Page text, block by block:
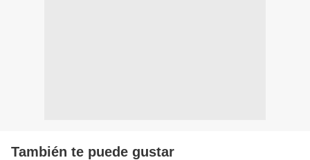
También te puede gustar